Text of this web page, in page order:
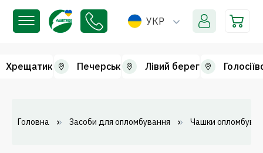
УКР
Хрещатик Печерськ Лівий берег
Головна Засоби для опломбування Чашки